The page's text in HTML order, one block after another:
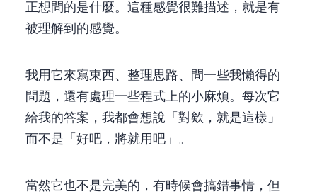
正想問的是什麼。這種感覺很難描述，就是……有
被理解到的感覺。
我用它來寫東西、整理思路、問一些我懶得 Google 的
問題，還有處理一些程式上的小麻煩。每次它
給我的答案，我都會想說「對欸，就是這樣」
而不是「好吧，將就用吧」。
當然它也不是完美的，有時候會搞錯事情，但